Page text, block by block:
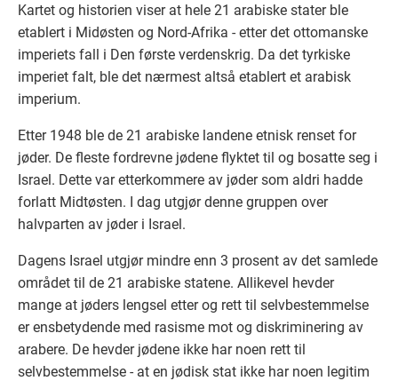
Kartet og historien viser at hele 21 arabiske stater ble
etablert i Midøsten og Nord-Afrika - etter det ottomanske
imperiets fall i Den første verdenskrig. Da det tyrkiske
imperiet falt, ble det nærmest altså etablert et arabisk
imperium.
Etter 1948 ble de 21 arabiske landene etnisk renset for
jøder. De fleste fordrevne jødene flyktet til og bosatte seg i
Israel. Dette var etterkommere av jøder som aldri hadde
forlatt Midtøsten. I dag utgjør denne gruppen over
halvparten av jøder i Israel.
Dagens Israel utgjør mindre enn 3 prosent av det samlede
området til de 21 arabiske statene. Allikevel hevder
mange at jøders lengsel etter og rett til selvbestemmelse
er ensbetydende med rasisme mot og diskriminering av
arabere. De hevder jødene ikke har noen rett til
selvbestemmelse - at en jødisk stat ikke har noen legitim